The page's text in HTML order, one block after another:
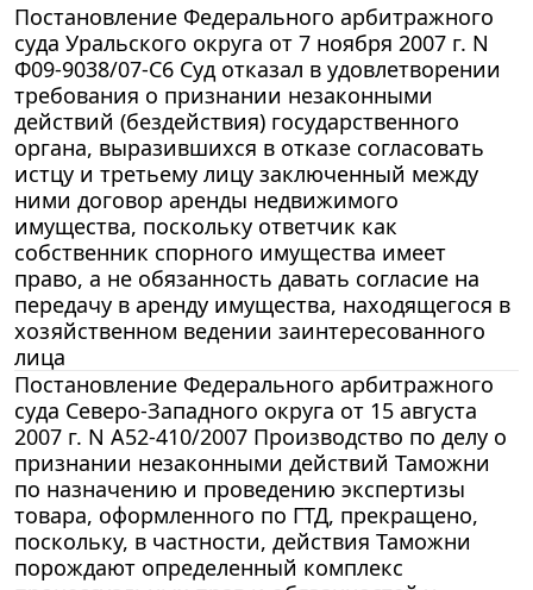
Постановление Федерального арбитражного
суда Уральского округа от 7 ноября 2007 г. N
Ф09-9038/07-С6 Суд отказал в удовлетворении
требования о признании незаконными
действий (бездействия) государственного
органа, выразившихся в отказе согласовать
истцу и третьему лицу заключенный между
ними договор аренды недвижимого
имущества, поскольку ответчик как
собственник спорного имущества имеет
право, а не обязанность давать согласие на
передачу в аренду имущества, находящегося в
хозяйственном ведении заинтересованного
лица
Постановление Федерального арбитражного
суда Северо-Западного округа от 15 августа
2007 г. N А52-410/2007 Производство по делу о
признании незаконными действий Таможни
по назначению и проведению экспертизы
товара, оформленного по ГТД, прекращено,
поскольку, в частности, действия Таможни
порождают определенный комплекс